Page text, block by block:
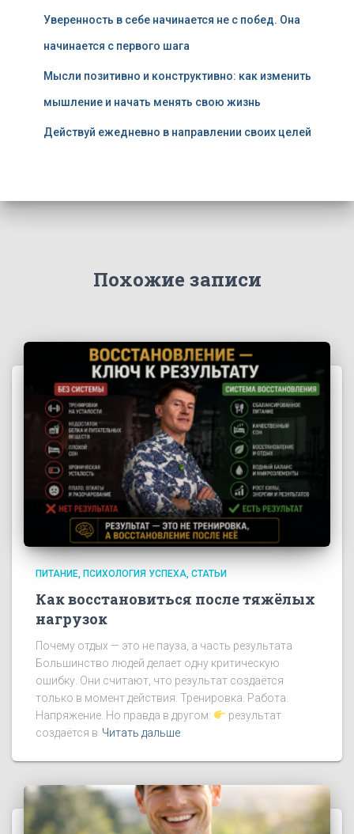
Уверенность в себе начинается не с побед. Она
начинается с первого шага
Мысли позитивно и конструктивно: как изменить
мышление и начать менять свою жизнь
Действуй ежедневно в направлении своих целей
Похожие записи
ПИТАНИЕ ПСИХОЛОГИЯ УСПЕХА СТАТЬИ
Как восстановиться после тяжёлых
нагрузок
Почему отдых — это не пауза, а часть результата
Большинство людей делает одну критическую
ошибку. Они считают, что результат создаётся
только в момент действия. Тренировка. Работа.
Напряжение. Но правда в другом:
результат
создаётся в Читать дальше